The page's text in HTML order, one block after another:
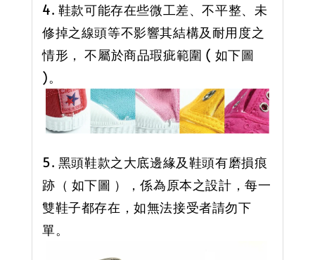
4. 鞋款可能存在些微工差、不平整、未
修掉之線頭等不影響其結構及耐用度之
情形， 不屬於商品瑕疵範圍 ( 如下圖
)。
5. 黑頭鞋款之大底邊緣及鞋頭有磨損痕
跡（ 如下圖 ），係為原本之設計，每一
雙鞋子都存在，如無法接受者請勿下
單。